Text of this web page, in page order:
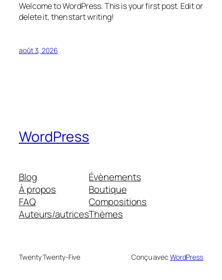
Welcome to WordPress. This is your first post. Edit or
delete it, then start writing!
août 3, 2026
WordPress
Blog
À propos
FAQ
Auteurs/autrices
Évènements
Boutique
Compositions
Thèmes
Twenty Twenty-Five Conçu avec WordPress